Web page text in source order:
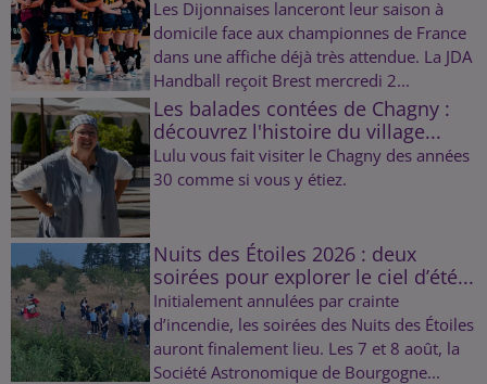
Les Dijonnaises lanceront leur saison à
domicile face aux championnes de France
dans une affiche déjà très attendue. La JDA
Handball reçoit Brest mercredi 2...
Les balades contées de Chagny :
découvrez l'histoire du village...
Lulu vous fait visiter le Chagny des années
30 comme si vous y étiez.
Nuits des Étoiles 2026 : deux
soirées pour explorer le ciel d’été...
Initialement annulées par crainte
d’incendie, les soirées des Nuits des Étoiles
auront finalement lieu. Les 7 et 8 août, la
Société Astronomique de Bourgogne...